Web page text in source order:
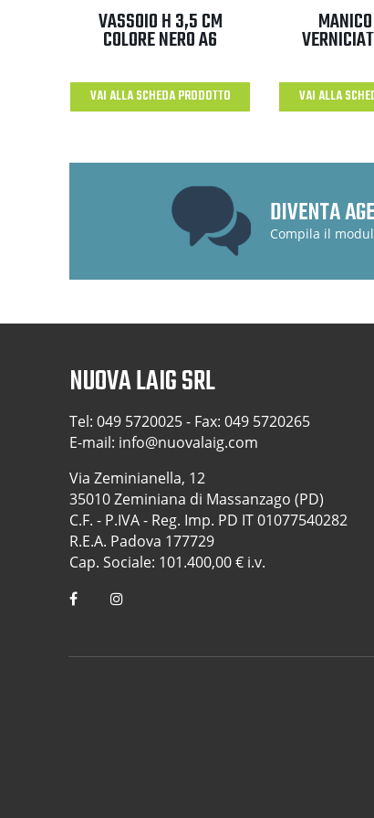
VASSOIO H 3,5 CM
COLORE NERO A6
VAI ALLA SCHEDA PRODOTTO VAI ALLA
DIVENTA
Compila il
NUOVA LAIG SRL
Tel: 049 5720025- Fax: 049 5720265
E-mail: info@nuovalaig.com
Via Zeminianella, 12
35010 Zeminiana di Massanzago (PD)
C.F. - P.IVA - Reg. Imp. PD IT 01077540282
R.E.A. Padova 177729
Cap. Sociale: 101.400,00 € i.v.